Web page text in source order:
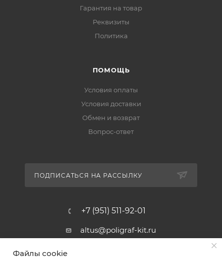
Гарантия на товар
Реквизиты
Политика
ПОМОЩЬ
Условия оплаты
Условия доставки
Обмен и возврат
Вопрос-ответ
ПОДПИСАТЬСЯ НА РАССЫЛКУ
+7 (951) 511-92-01
altus@poligraf-kit.ru
Магазин-склад ТЦ "Альтус"
Файлы cookie